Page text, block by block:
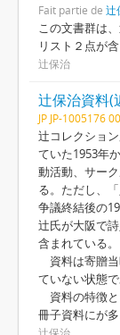
Fait partie de 辻
この文書群は
リスト２点が含
辻保治
辻保治資料(
JP JP-1005176
辻コレクショ
ていた1953年
動活動、サー
る。ただし、
争議終結後の
辻氏が大阪で
含まれている。
資料は寄贈
ていない状態で
資料の特徴
冊子資料にが多